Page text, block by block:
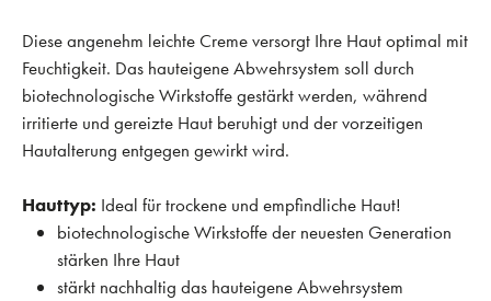
Diese angenehm leichte Creme versorgt Ihre Haut optimal mit
Feuchtigkeit. Das hauteigene Abwehrsystem soll durch
biotechnologische Wirkstoffe gestärkt werden, während
irritierte und gereizte Haut beruhigt und der vorzeitigen
Hautalterung entgegen gewirkt wird.
Hauttyp: Ideal für trockene und empfindliche Haut!
biotechnologische Wirkstoffe der neuesten Generation
stärken Ihre Haut
stärkt nachhaltig das hauteigene Abwehrsystem